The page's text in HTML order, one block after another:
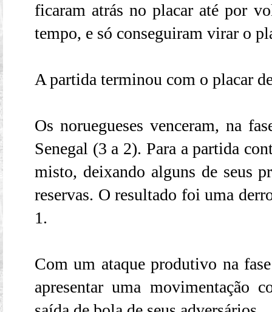
ficaram atrás no placar até por
tempo, e só conseguiram virar o
A partida terminou com o placar
Os noruegueses venceram, na
Senegal (3 a 2). Para a partida
misto, deixando alguns de seus
reservas. O resultado foi uma
1.
Com um ataque produtivo na
apresentar uma movimentação